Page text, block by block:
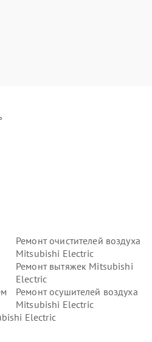
Ремонт очистителей воздуха
Mitsubishi Electric
Ремонт вытяжек Mitsubishi
Electric
Ремонт осушителей воздуха
Mitsubishi Electric
Electric